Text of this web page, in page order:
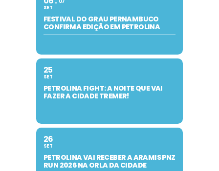
SET
FESTIVAL DO GRAU PERNAMBUCO
CONFIRMA EDIÇÃO EM PETROLINA
25
SET
PETROLINA FIGHT: A NOITE QUE VAI
FAZER A CIDADE TREMER!
26
SET
PETROLINA VAI RECEBER A ARAMIS PNZ
RUN 2026 NA ORLA DA CIDADE